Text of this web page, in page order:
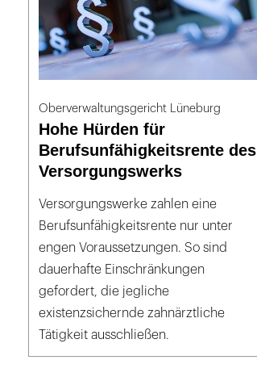
Oberverwaltungsgericht Lüneburg
Hohe Hürden für
Berufsunfähigkeitsrente des
Versorgungswerks
Versorgungswerke zahlen eine
Berufsunfähigkeitsrente nur unter
engen Voraussetzungen. So sind
dauerhafte Einschränkungen
gefordert, die jegliche
existenzsichernde zahnärztliche
Tätigkeit ausschließen.